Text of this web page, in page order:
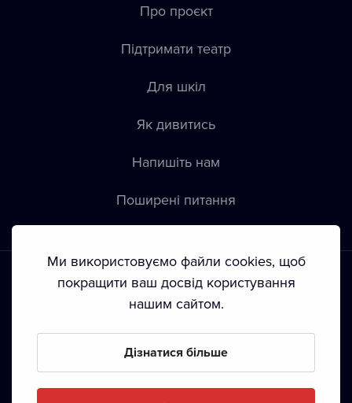
Про проєкт
Підтримати театр
Для шкіл
Як дивитись
Напишіть нам
Пoширені питання
Положення й умови • Конфіденційність • Автoрські права
Ми використовуємо файли cookies, щоб
покращити ваш досвід користування
нашим сайтом.
Дізнатися більше